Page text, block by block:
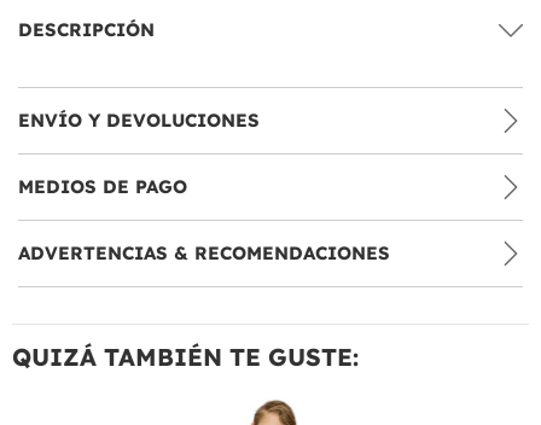
DESCRIPCIÓN
ENVÍO Y DEVOLUCIONES
MEDIOS DE PAGO
ADVERTENCIAS & RECOMENDACIONES
QUIZÁ TAMBIÉN TE GUSTE: